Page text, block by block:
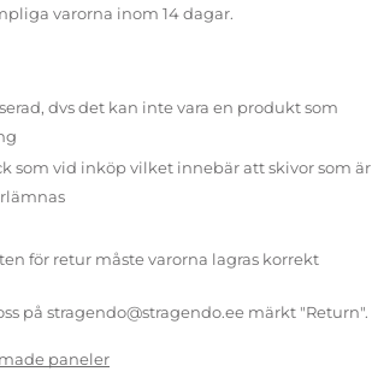
varorna inom 14 dagar.
dvs det kan inte vara en produkt som
som vid inköp vilket innebär att skivor som är
för retur måste varorna lagras korrekt
på stragendo@stragendo.ee märkt "Return".
paneler